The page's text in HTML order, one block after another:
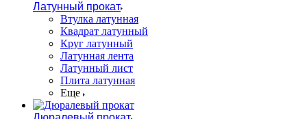
Латунный прокат
Втулка латунная
Квадрат латунный
Круг латунный
Латунная лента
Латунный лист
Плита латунная
Еще